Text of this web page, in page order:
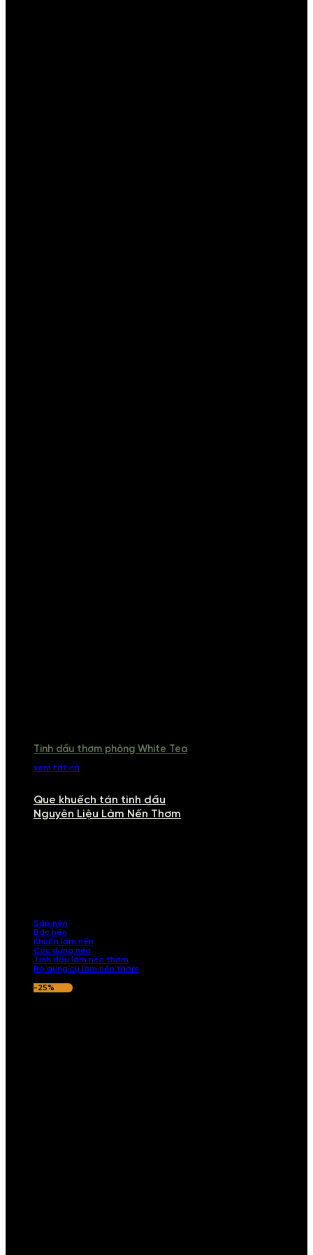
Tinh dầu thơm phòng White Tea
xem tất cả
Que khuếch tán tinh dầu
Nguyên Liệu Làm Nến Thơm
Sáp nến
Bấc nến
Khuôn làm nến
Cốc đựng nến
Tinh dầu làm nến thơm
Bộ dụng cụ làm nến thơm
-25%